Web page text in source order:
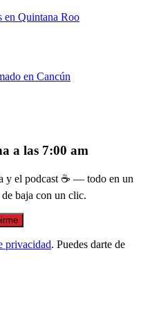
en Quintana Roo
en Cancún
a las 7:00 am
y el podcast ☕ — todo en un
baja con un clic.
privacidad. Puedes darte de